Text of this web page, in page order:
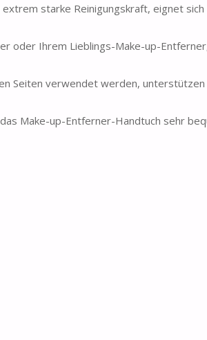
extrem starke Reinigungskraft, eignet
oder Ihrem Lieblings-Make-up-
Seiten verwendet werden, unterstützen
Make-up-Entferner-Handtuch sehr